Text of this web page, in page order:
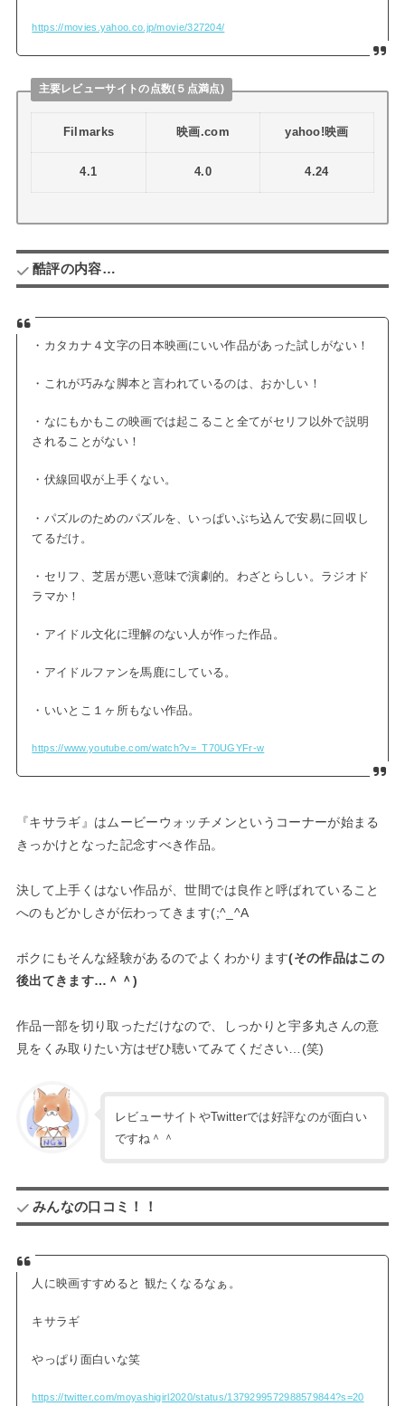
https://movies.yahoo.co.jp/movie/327204/
主要レビューサイトの点数(５点満点)
Filmarks 映画.com yahoo!映画
4.1 4.0 4.24
酷評の内容…
・カタカナ４文字の日本映画にいい作品があった試しがない！
・これが巧みな脚本と言われているのは、おかしい！
・なにもかもこの映画では起こること全てがセリフ以外で説明
されることがない！
・伏線回収が上手くない。
・パズルのためのパズルを、いっぱいぶち込んで安易に回収し
てるだけ。
・セリフ、芝居が悪い意味で演劇的。わざとらしい。ラジオド
ラマか！
・アイドル文化に理解のない人が作った作品。
・アイドルファンを馬鹿にしている。
・いいとこ１ヶ所もない作品。
https://www.youtube.com/watch?v=_T70UGYFr-w
『キサラギ』はムービーウォッチメンというコーナーが始まる
きっかけとなった記念すべき作品。
決して上手くはない作品が、世間では良作と呼ばれていること
へのもどかしさが伝わってきます(;^_^A
ボクにもそんな経験があるのでよくわかります(その作品はこの
後出てきます…＾＾)
作品一部を切り取っただけなので、しっかりと宇多丸さんの意
見をくみ取りたい方はぜひ聴いてみてください…(笑)
レビューサイトやTwitterでは好評なのが面白い
ですね＾＾
みんなの口コミ！！
人に映画すすめると 観たくなるなぁ。
キサラギ
やっぱり面白いな笑
https://twitter.com/moyashigirl2020/status/1379299572988579844?s=20